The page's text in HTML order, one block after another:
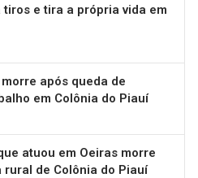
tiros e tira a própria vida em
após queda de
em Colônia do Piauí
atuou em Oeiras morre
de Colônia do Piauí